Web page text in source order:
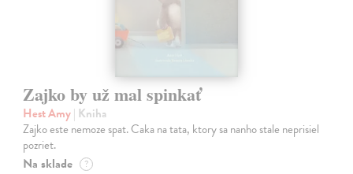
Zajko by už mal spinkať
Hest Amy| Kniha
Zajko este nemoze spat. Caka na tata, ktory sa nanho stale neprisiel
pozriet.
Na sklade ?